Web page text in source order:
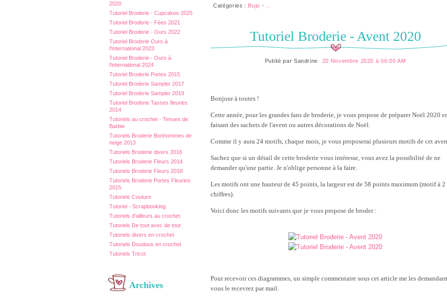
2020
Tutoriel Broderie - Cupcakes 2025
Tutoriel Broderie - Fées 2021
Tutoriel Broderie - Ours 2022
Tutoriel Broderie Ours à
l'International 2023
Tutoriel Broderie - Ours à
l'international 2024
Tutoriel Broderie Portes 2015
Tutoriel Broderie Sampler 2017
Tutoriel Broderie Sampler 2019
Tutoriel Broderie Tasses fleuries
2014
Tutoriels au crochet - Tenues de
Barbie
Tutoriels Broderie Bonhommes de
neige 2013
Tutoriels Broderie divers 2016
Tutoriels Broderie Fleurs 2014
Tutoriels Broderie Fleurs 2018
Tutoriels Broderie Portes Fleuries
2015
Tutoriels Couture
Tutoriel - Scrapbooking
Tutoriels d'ailleurs au crochet
Tutoriels De tout avec de tout
Tutoriels divers en crochet
Tutoriels Doudous en crochet
Tutoriels Tricot
Archives
Catégories : Bujo -
Tutoriel Broderie - Avent 2020
Publié par Sandrine 20 Novembre 2020 à 06:00 AM
Bonjour à toutes !
Cette année, pour les grandes fans de broderie, je vous propose de préparer Noël 2020
faisant des sachets de l'avent ou autres décorations de Noël.
Comme il y aura 24 motifs, chaque mois, je vous proposerai plusieurs motifs de cet
Sachez que si un détail de cette broderie vous intéresse, vous avez la possibilité de ne
demander qu'une partie. Je n'oblige personne à la faire.
Les motifs ont une hauteur de 45 points, la largeur est de 58 points maximum (motif à 2
chiffres).
Voici donc les motifs suivants que je vous propose de broder :
Pour recevoir ces diagrammes, un simple commentaire sous cet article me les
vous le recevrez par mail.